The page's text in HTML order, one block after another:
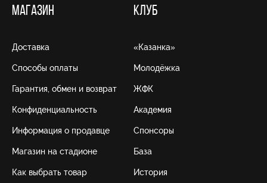
МАГАЗИН
Доставка
Способы оплаты
Гарантия, обмен и возврат
Конфиденциальность
Информация о продавце
Магазин на стадионе
Как выбрать товар
КЛУБ
«Казанка»
Молодёжка
ЖФК
Академия
Спонсоры
База
История